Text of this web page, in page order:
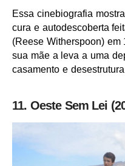
Essa cinebiografia
cura e autodescoberta
(Reese Witherspoon)
sua mãe a leva a uma
casamento e
11. Oeste Sem Lei